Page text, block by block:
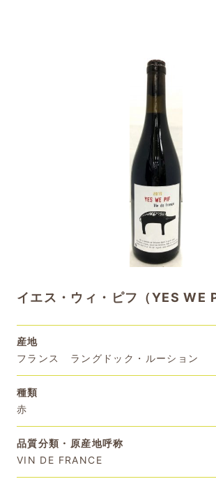
イエス・ウィ・ピフ（YES WE
産地
フランス ラングドック・ルーション
種類
赤
品質分類・原産地呼称
VIN DE FRANCE